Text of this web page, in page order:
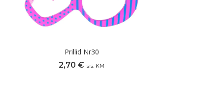
Prillid Nr30
2,70 € sis. KM